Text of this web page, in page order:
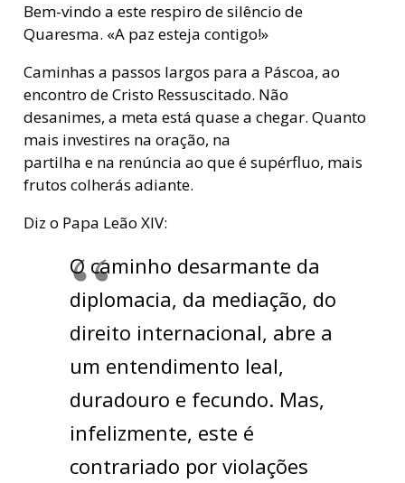
Bem-vindo a este respiro de silêncio de
Quaresma. «A paz esteja contigo!»
Caminhas a passos largos para a Páscoa, ao
encontro de Cristo Ressuscitado. Não
desanimes, a meta está quase a chegar. Quanto
mais investires na oração, na
partilha e na renúncia ao que é supérfluo, mais
frutos colherás adiante.
Diz o Papa Leão XIV:
O caminho desarmante da
diplomacia, da mediação, do
direito internacional, abre a
um entendimento leal,
duradouro e fecundo. Mas,
infelizmente, este é
contrariado por violações